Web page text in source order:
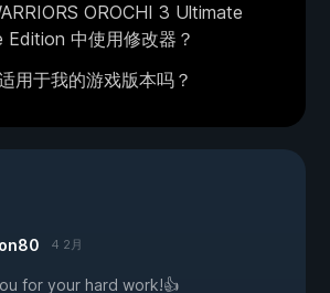
OROCHI 3 Ultimate
Edition 中使用修改器？
用于我的游戏版本吗？
4 2月
for your hard work!👍